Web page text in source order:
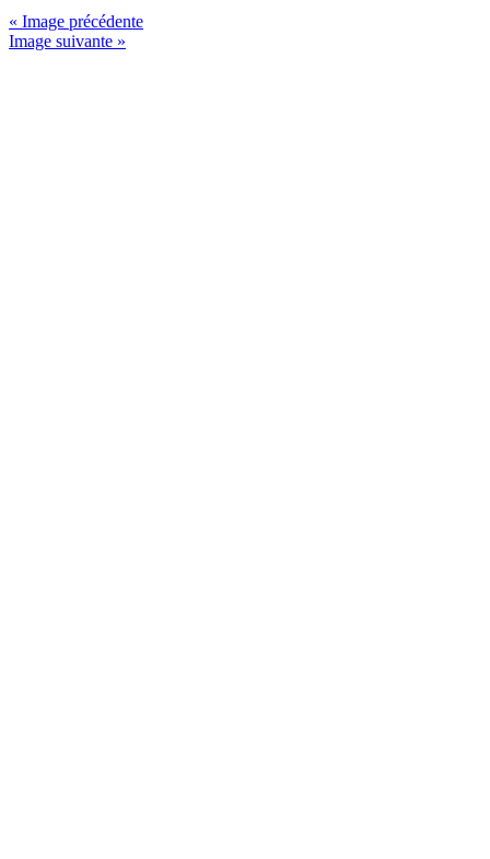
« Image précédente
Image suivante »